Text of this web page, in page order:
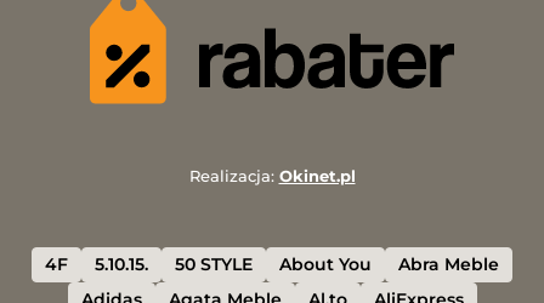
Realizacja: Okinet.pl
4F 5.10.15. 50 STYLE About You
Abra Meble